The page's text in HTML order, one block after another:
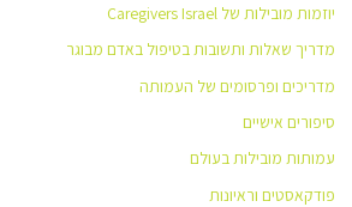
יוזמות מובילות של Caregivers Israel
מדריך שאלות ותשובות בטיפול באדם מבוגר
מדריכים ופרסומים של העמותה
סיפורים אישיים
עמותות מובילות בעולם
פודקאסטים וראיונות